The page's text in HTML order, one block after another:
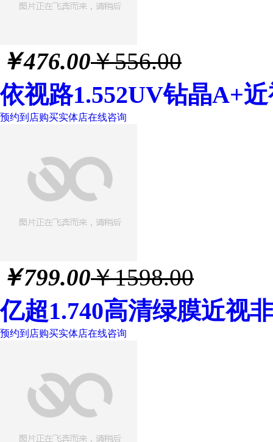
￥476.00￥556.00
依视路1.552UV钻晶A+
预约到店购买实体店在线咨询
￥799.00￥1598.00
亿超1.740高清绿膜近视
预约到店购买实体店在线咨询